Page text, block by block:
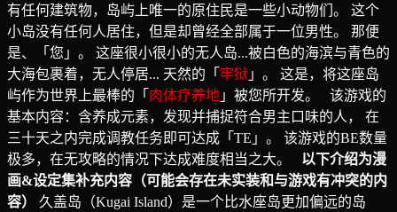
有任何建筑物，岛屿上唯一的原住民是一些小动物们。 这个
小岛没有任何人居住，但是却曾经全部属于一位男性。 那便
是、「您」。 这座很小很小的无人岛...被白色的海滨与青色的
大海包裹着，无人停居... 天然的「 牢狱 」。 这是，将这座岛
屿作为世界上最棒的「 肉体疗养地 」被您所开发。 该游戏的
基本内容：含养成元素，发现并捕捉符合男主口味的人， 在
三十天之内完成调教任务即可达成「TE」。 该游戏的BE数量
极多，在无攻略的情况下达成难度相当之大。 以下介绍为漫
画&设定集补充内容（可能会存在未实装和与游戏有冲突的内
容）
久盖岛（Kugai Island）是一个比水座岛更加偏远的岛